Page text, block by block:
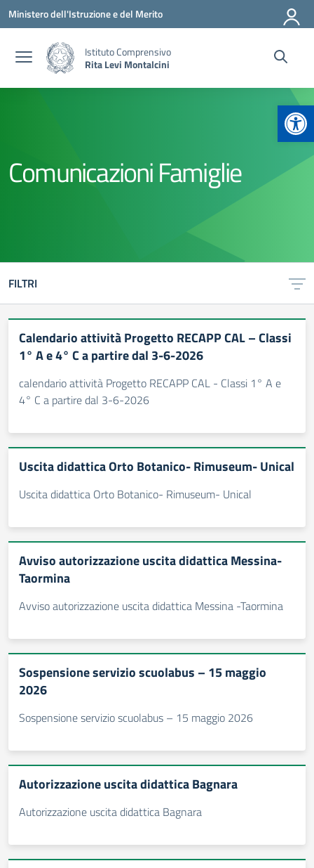
Vai ai contenuti
Vai al menu di navigazione
Vai al footer
Ministero dell'Istruzione e del Merito
Istituto Comprensivo
Rita Levi Montalcini
Comunicazioni Famiglie
FILTRI
Calendario attività Progetto RECAPP CAL – Classi
1° A e 4° C a partire dal 3-6-2026
calendario attività Progetto RECAPP CAL - Classi 1° A e
4° C a partire dal 3-6-2026
Uscita didattica Orto Botanico- Rimuseum- Unical
Uscita didattica Orto Botanico- Rimuseum- Unical
Avviso autorizzazione uscita didattica Messina-
Taormina
Avviso autorizzazione uscita didattica Messina -Taormina
Sospensione servizio scuolabus – 15 maggio
2026
Sospensione servizio scuolabus – 15 maggio 2026
Autorizzazione uscita didattica Bagnara
Autorizzazione uscita didattica Bagnara